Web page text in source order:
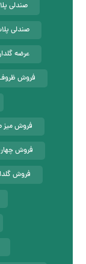
صندلی
صندلی
عرضه
فروش
فروش میز
فروش
فروش